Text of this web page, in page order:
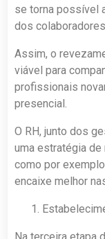
se torna possível
dos
Assim, o
viável para
profissionais
presencial.
O RH, junto dos
uma estratégia
como por
encaixe melhor